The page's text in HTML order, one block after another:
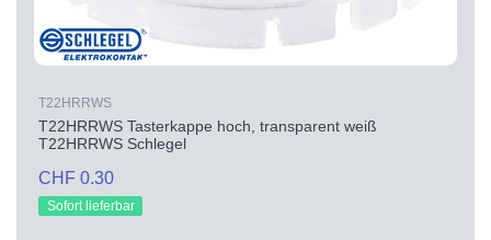
T22HRRWS
T22HRRWS Tasterkappe hoch, transparent weiß
T22HRRWS Schlegel
CHF 0.30
Sofort lieferbar